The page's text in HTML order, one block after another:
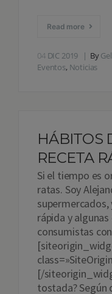
Read more
04 DIC 2019 By
Eventos, Noticias
HÁBITOS
RECETA
Si el tiempo es
ratas. Soy
rápida y
consumistas
[/
tostada? Según